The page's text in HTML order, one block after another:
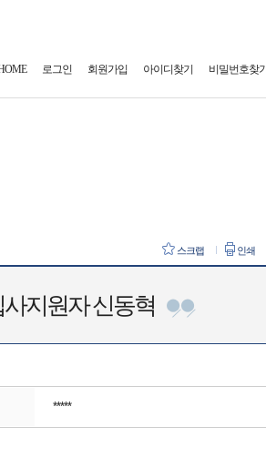
로그인 회원가입 아이디찾기 비밀번호찾기
스크랩 인쇄
지원자 신동혁
*****